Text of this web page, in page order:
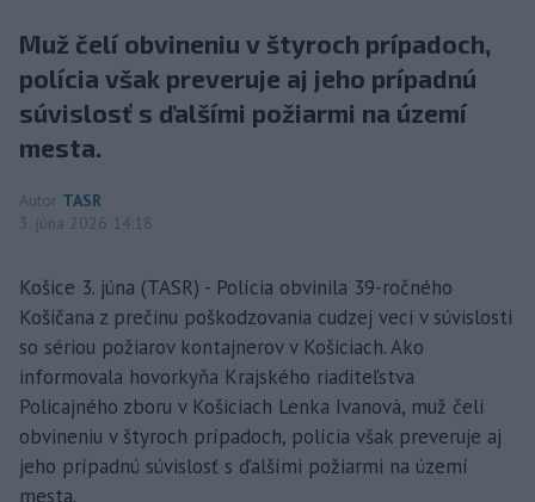
Muž čelí obvineniu v štyroch prípadoch,
polícia však preveruje aj jeho prípadnú
súvislosť s ďalšími požiarmi na území
mesta.
Autor TASR
3. júna 2026 14:18
Košice 3. júna (TASR) - Polícia obvinila 39-ročného
Košičana z prečinu poškodzovania cudzej veci v súvislosti
so sériou požiarov kontajnerov v Košiciach. Ako
informovala hovorkyňa Krajského riaditeľstva
Policajného zboru v Košiciach Lenka Ivanová, muž čelí
obvineniu v štyroch prípadoch, polícia však preveruje aj
jeho prípadnú súvislosť s ďalšími požiarmi na území
mesta.